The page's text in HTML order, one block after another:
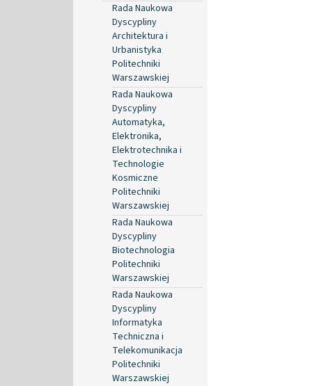
Rada Naukowa
Dyscypliny
Architektura i
Urbanistyka
Politechniki
Warszawskiej
Rada Naukowa
Dyscypliny
Automatyka,
Elektronika,
Elektrotechnika i
Technologie
Kosmiczne
Politechniki
Warszawskiej
Rada Naukowa
Dyscypliny
Biotechnologia
Politechniki
Warszawskiej
Rada Naukowa
Dyscypliny
Informatyka
Techniczna i
Telekomunikacja
Politechniki
Warszawskiej